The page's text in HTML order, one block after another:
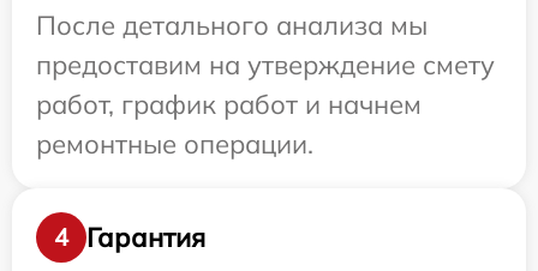
После детального анализа мы
предоставим на утверждение смету
работ, график работ и начнем
ремонтные операции.
4
Гарантия